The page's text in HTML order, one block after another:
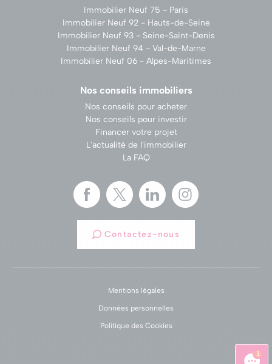
Immobilier Neuf 75 - Paris
Immobilier Neuf 92 - Hauts-de-Seine
Immobilier Neuf 93 - Seine-Saint-Denis
Immobilier Neuf 94 - Val-de-Marne
Immobilier Neuf 06 - Alpes-Maritimes
Nos conseils immobiliers
Nos conseils pour acheter
Nos conseils pour investir
Financer votre projet
L'actualité de l'immobilier
La FAQ
Contactez-nous
Mentions légales
Données personnelles
Politique des Cookies
1